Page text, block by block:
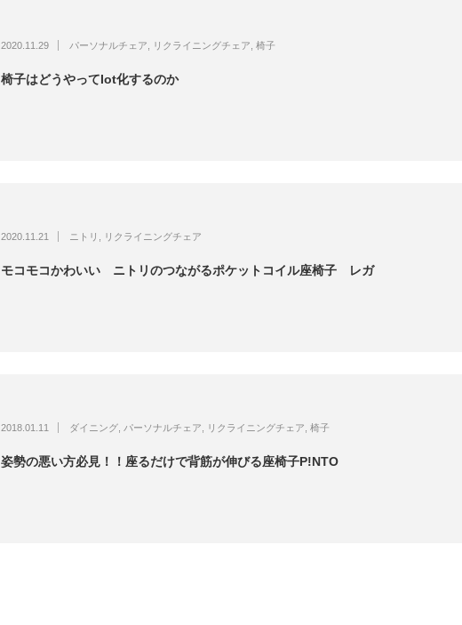
2020.11.29 パーソナルチェア リクライニングチェア 椅子
椅子はどうやってIot化するのか
2020.11.21 ニトリ リクライニングチェア
モコモコかわいい ニトリのつながるポケットコイル座椅子 レガ
2018.01.11 ダイニング パーソナルチェア リクライニングチェア 椅子
姿勢の悪い方必見！！座るだけで背筋が伸びる座椅子P!NTO